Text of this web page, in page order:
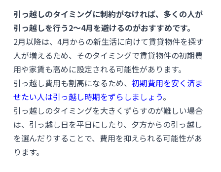
引っ越しのタイミングに制約がなければ、多くの人が
引っ越しを行う2〜4月を避けるのがおすすめです。
2月以降は、4月からの新生活に向けて賃貸物件を探す
人が増えるため、そのタイミングで賃貸物件の初期費
用や家賃も高めに設定される可能性があります。
引っ越し費用も割高になるため、 初期費用を安く済ま
せたい人は引っ越し時期をずらしましょう。
引っ越しのタイミングを大きくずらすのが難しい場合
は、引っ越し日を平日にしたり、夕方からの引っ越し
を選んだりすることで、費用を抑えられる可能性があ
ります。